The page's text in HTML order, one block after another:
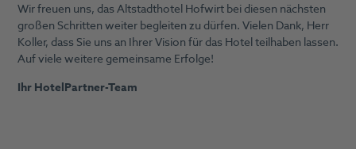
Wir freuen uns, das Altstadthotel Hofwirt bei diesen nächsten
großen Schritten weiter begleiten zu dürfen. Vielen Dank, Herr
Koller, dass Sie uns an Ihrer Vision für das Hotel teilhaben lassen.
Auf viele weitere gemeinsame Erfolge!
Ihr HotelPartner-Team